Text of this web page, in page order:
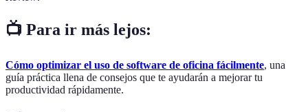
📺 Para ir más lejos:
Cómo optimizar el uso de software de oficina fácilmente, una
guía práctica llena de consejos que te ayudarán a mejorar tu
productividad rápidamente.